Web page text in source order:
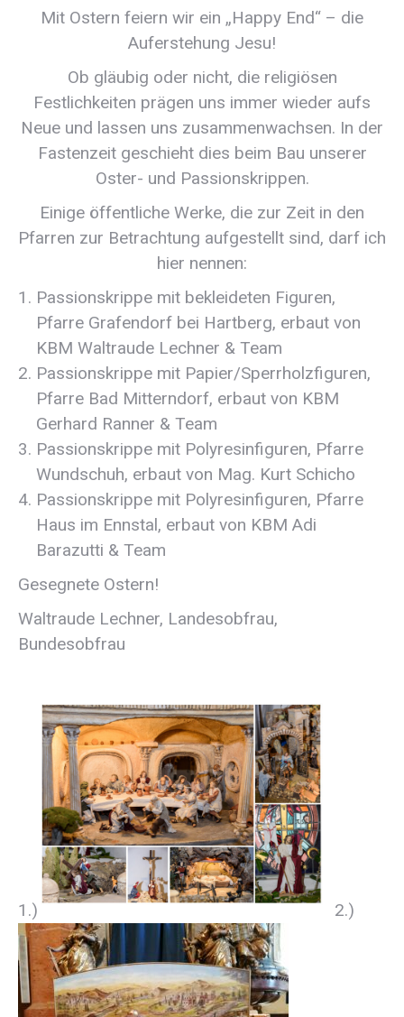
Mit Ostern feiern wir ein „Happy End“ – die
Auferstehung Jesu!
Ob gläubig oder nicht, die religiösen
Festlichkeiten prägen uns immer wieder aufs
Neue und lassen uns zusammenwachsen. In der
Fastenzeit geschieht dies beim Bau unserer
Oster- und Passionskrippen.
Einige öffentliche Werke, die zur Zeit in den
Pfarren zur Betrachtung aufgestellt sind, darf ich
hier nennen:
Passionskrippe mit bekleideten Figuren,
Pfarre Grafendorf bei Hartberg, erbaut von
KBM Waltraude Lechner & Team
Passionskrippe mit Papier/Sperrholzfiguren,
Pfarre Bad Mitterndorf, erbaut von KBM
Gerhard Ranner & Team
Passionskrippe mit Polyresinfiguren, Pfarre
Wundschuh, erbaut von Mag. Kurt Schicho
Passionskrippe mit Polyresinfiguren, Pfarre
Haus im Ennstal, erbaut von KBM Adi
Barazutti & Team
Gesegnete Ostern!
Waltraude Lechner, Landesobfrau,
Bundesobfrau
1.) 2.)